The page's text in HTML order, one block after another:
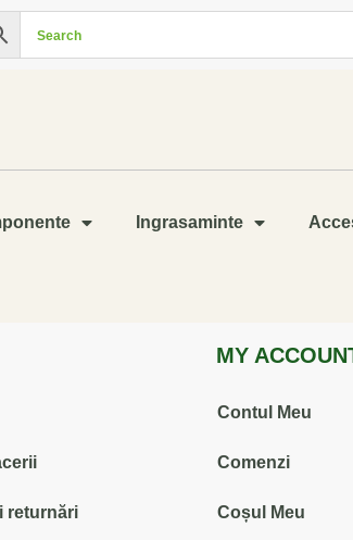
Ingrasaminte
returnări
MY
Contul Meu
Comenzi
Coșul Meu